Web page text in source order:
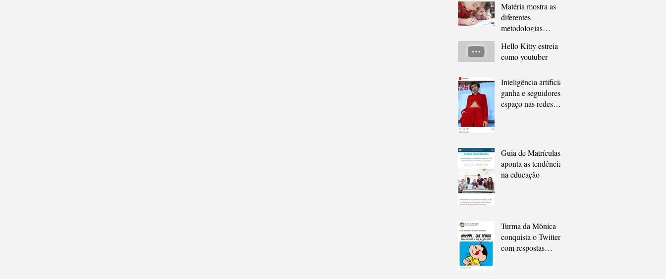
Matéria mostra as
diferentes
metodologias
Hello Kitty estreia
como youtuber
Inteligência artificial
ganha e seguidores
espaço nas redes
Guia de Matrículas
aponta as tendências
na educação
Turma da Mônica
conquista o Twitter
com respostas